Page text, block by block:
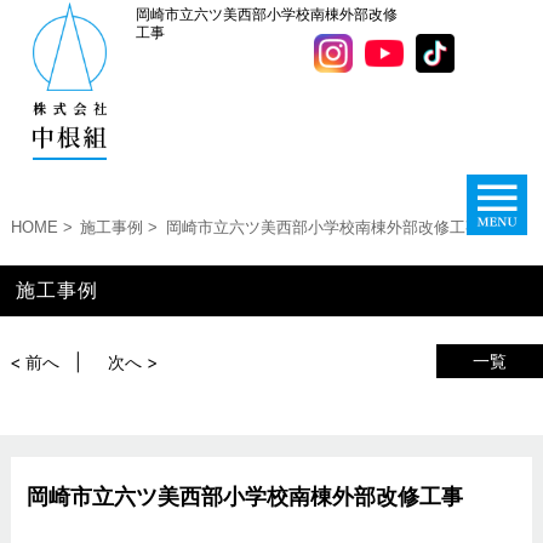
岡崎市立六ツ美西部小学校南棟外部改修
工事
HOME 施工事例 岡崎市立六ツ美西部小学校南棟外部改修工事
施工事例
一覧
< 前へ 次へ >
岡崎市立六ツ美西部小学校南棟外部改修工事